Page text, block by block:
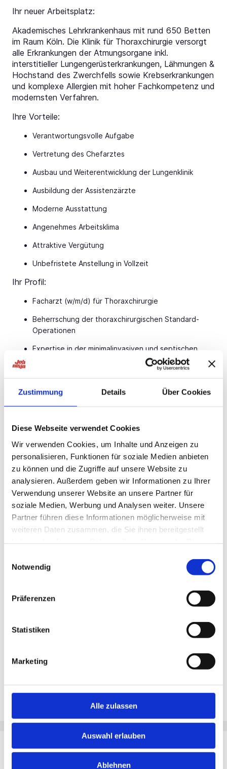
Zustimmung Details Über Cookies
Diese Webseite verwendet Cookies
Wir verwenden Cookies, um Inhalte und Anzeigen zu
personalisieren, Funktionen für soziale Medien anbieten
zu können und die Zugriffe auf unsere Website zu
analysieren. Außerdem geben wir Informationen zu Ihrer
Verwendung unserer Website an unsere Partner für
soziale Medien, Werbung und Analysen weiter. Unsere
Partner führen diese Informationen möglicherweise mit
weiteren Daten zusammen, die Sie ihnen bereitgestellt
Notwendig
Präferenzen
Statistiken
Marketing
Alle zulassen
Auswahl erlauben
Ablehnen
Ihr neuer Arbeitsplatz:
Akademisches Lehrkrankenhaus mit rund 650 Betten
im Raum Köln. Die Klinik für Thoraxchirurgie versorgt
alle Erkrankungen der Atmungsorgane inkl.
interstitieller Lungengerüsterkrankungen, Lähmungen &
Hochstand des Zwerchfells sowie Krebserkrankungen
und komplexe Allergien mit hoher Fachkompetenz und
modernsten Verfahren.
Ihre Vorteile:
Verantwortungsvolle Aufgabe
Vertretung des Chefarztes
Ausbau und Weiterentwicklung der Lungenklinik
Ausbildung der Assistenzärzte
Moderne Ausstattung
Angenehmes Arbeitsklima
Attraktive Vergütung
Unbefristete Anstellung in Vollzeit
Ihr Profil:
Facharzt (w/m/d) für Thoraxchirurgie
Beherrschung der thoraxchirurgischen Standard-
Operationen
Expertise in der minimalinvasiven und septischen
Gerne Erfahrung in roboter-assistierter Chirurgie
Engagement und Teamfähigkeit
Bauer B+V Personalberatung Frau Lena Schwarz
Grafenberger AlleeJetzt bewerben!Düsseldorf
T.: 0211 -
Jetzt bewerben! E.: Jetzt bewerben!
Jetzt schnell bewerben
Neu!
Du möchtest Jobs, die zu Dir passen?